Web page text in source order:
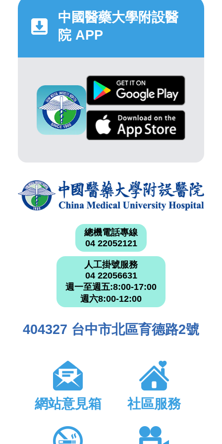
中國醫藥大學附設醫
院 APP
總機電話專線
04 22052121
人工掛號服務
04 22056631
週一至週五:8:00-17:00
週六8:00-12:00
404327 台中市北區育德路2號
網站意見箱 社區服務